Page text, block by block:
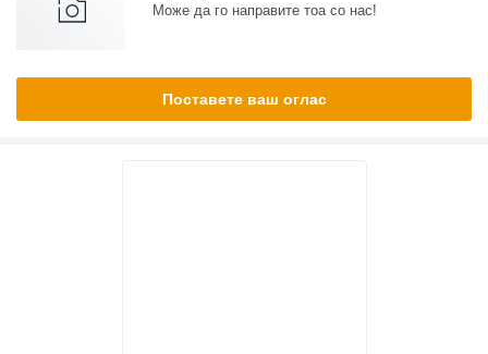
Може да го направите тоа со нас!
Поставете ваш оглас